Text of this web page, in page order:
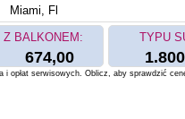
Miami, Fl
Z BALKONEM:
674,00
TYPU
i opłat serwisowych. Oblicz, aby sprawdzić